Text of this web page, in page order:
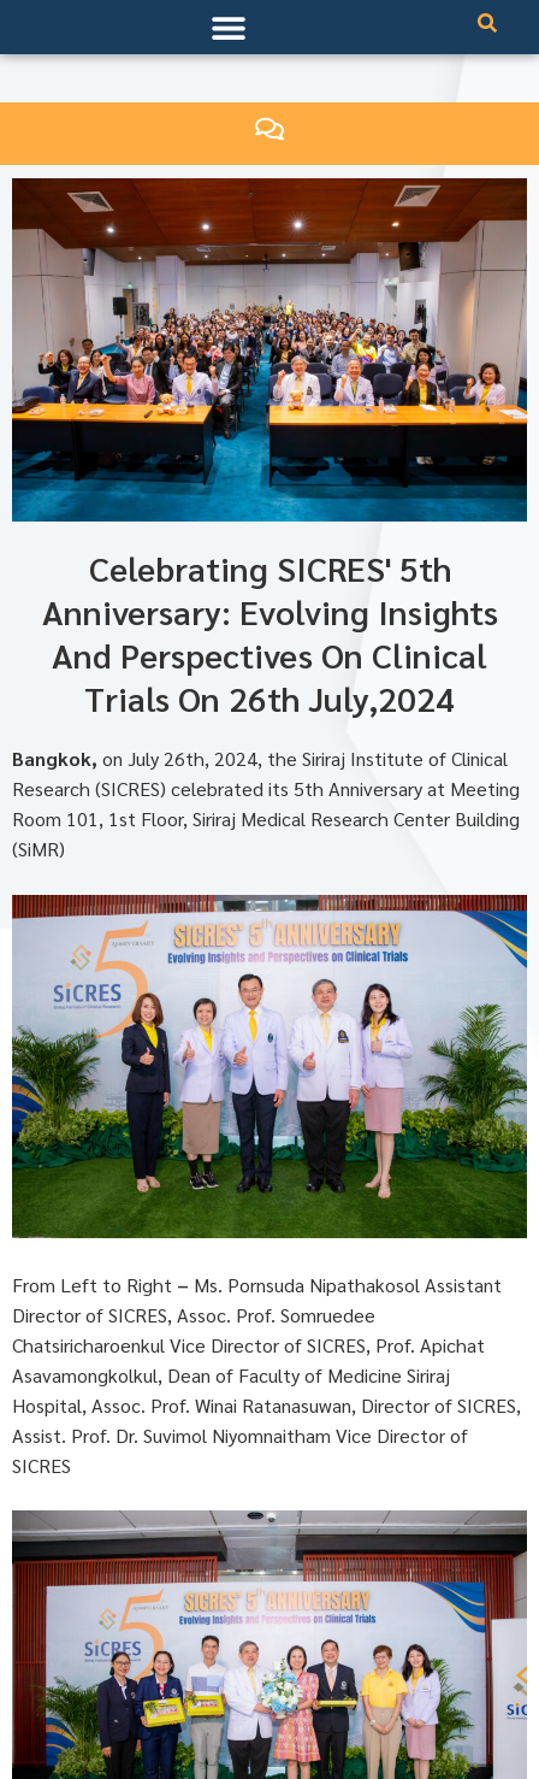
Celebrating SICRES' 5th
Anniversary: Evolving Insights
And Perspectives On Clinical
Trials On 26th July,2024
Bangkok, on July 26th, 2024, the Siriraj Institute of Clinical
Research (SICRES) celebrated its 5th Anniversary at Meeting
Room 101, 1st Floor, Siriraj Medical Research Center Building
(SiMR)
From Left to Right – Ms. Pornsuda Nipathakosol Assistant
Director of SICRES, Assoc. Prof. Somruedee
Chatsiricharoenkul Vice Director of SICRES, Prof. Apichat
Asavamongkolkul, Dean of Faculty of Medicine Siriraj
Hospital, Assoc. Prof. Winai Ratanasuwan, Director of SICRES,
Assist. Prof. Dr. Suvimol Niyomnaitham Vice Director of
SICRES